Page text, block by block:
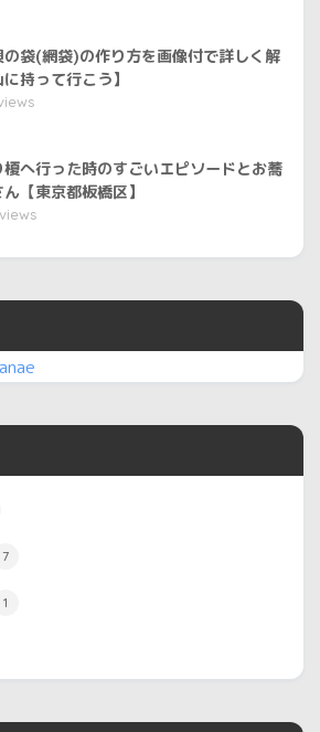
の袋(網袋)の作り方を画像付で詳しく解
持って行こう】
へ行った時のすごいエピソードとお蕎
【東京都板橋区】
7
1